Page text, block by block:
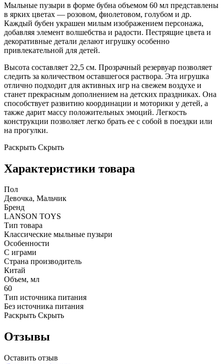
Мыльные пузыри в форме бубна объемом 60 мл представлены
в ярких цветах — розовом, фиолетовом, голубом и др.
Каждый бубен украшен милым изображением персонажа,
добавляя элемент волшебства и радости. Пестрящие цвета и
декоративные детали делают игрушку особенно
привлекательной для детей.
Высота составляет 22,5 см. Прозрачный резервуар позволяет
следить за количеством оставшегося раствора. Эта игрушка
отлично подходит для активных игр на свежем воздухе и
станет прекрасным дополнением на детских праздниках. Она
способствует развитию координации и моторики у детей, а
также дарит массу положительных эмоций. Легкость
конструкции позволяет легко брать ее с собой в поездки или
на прогулки.
Раскрыть Скрыть
Характеристики товара
Пол
Девочка, Мальчик
Бренд
LANSON TOYS
Тип товара
Классические мыльные пузыри
Особенности
С играми
Страна производитель
Китай
Объем, мл
60
Тип источника питания
Без источника питания
Раскрыть Скрыть
Отзывы
Оставить отзыв